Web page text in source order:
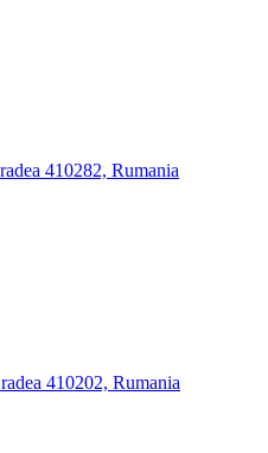
410282, Rumania
410202, Rumania